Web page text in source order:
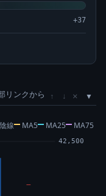
+37
リンクから ↑ ↓ ×
陰線 MA5 MA25 MA75
42,500